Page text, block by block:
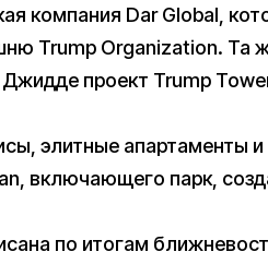
компания Dar Global,
Trump Organization. Та
проект Trump
элитные апартаменты
включающего парк,
по итогам